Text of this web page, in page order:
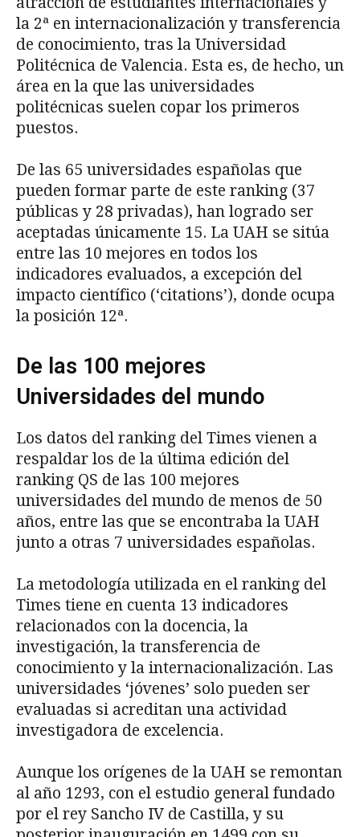
la 2ª en internacionalización y transferencia
de conocimiento, tras la Universidad
Politécnica de Valencia. Esta es, de hecho, un
área en la que las universidades
politécnicas suelen copar los primeros
puestos.
De las 65 universidades españolas que
pueden formar parte de este ranking (37
públicas y 28 privadas), han logrado ser
aceptadas únicamente 15. La UAH se sitúa
entre las 10 mejores en todos los
indicadores evaluados, a excepción del
impacto científico (‘citations’), donde ocupa
la posición 12ª.
De las 100 mejores
Universidades del mundo
Los datos del ranking del Times vienen a
respaldar los de la última edición del
ranking QS de las 100 mejores
universidades del mundo de menos de 50
años, entre las que se encontraba la UAH
junto a otras 7 universidades españolas.
La metodología utilizada en el ranking del
Times tiene en cuenta 13 indicadores
relacionados con la docencia, la
investigación, la transferencia de
conocimiento y la internacionalización. Las
universidades ‘jóvenes’ solo pueden ser
evaluadas si acreditan una actividad
investigadora de excelencia.
Aunque los orígenes de la UAH se remontan
al año 1293, con el estudio general fundado
por el rey Sancho IV de Castilla, y su